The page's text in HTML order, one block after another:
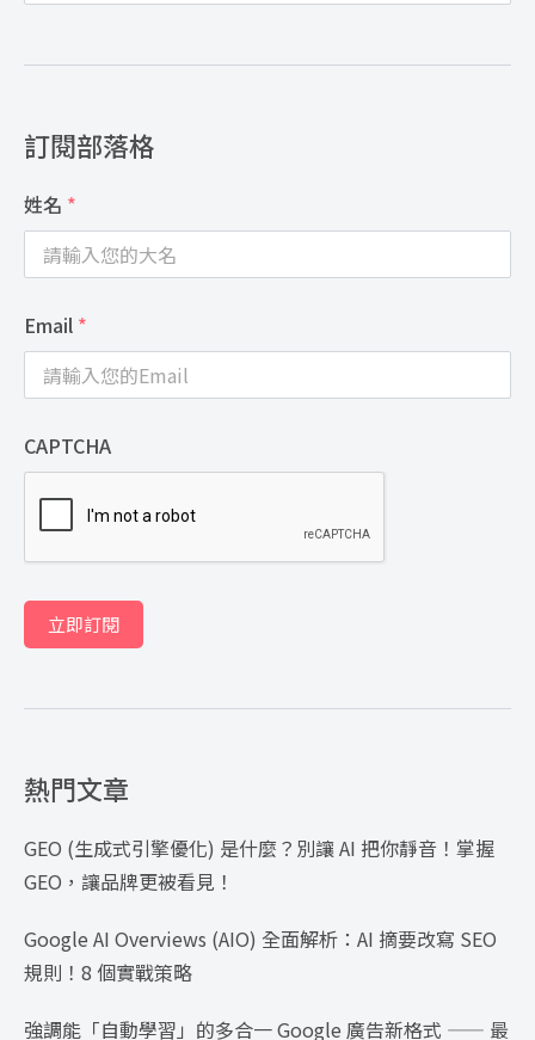
訂閱部落格
姓名 *
Email *
CAPTCHA
立即訂閱
熱門文章
GEO (生成式引擎優化) 是什麼？別讓 AI 把你靜音！掌握
GEO，讓品牌更被看見！
Google AI Overviews (AIO) 全面解析：AI 摘要改寫 SEO
規則！8 個實戰策略
強調能「自動學習」的多合一 Google 廣告新格式 —— 最